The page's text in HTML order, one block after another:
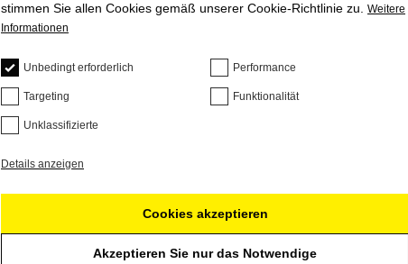
stimmen Sie allen Cookies gemäß unserer Cookie-Richtlinie zu. Weitere
Informationen
Unbedingt erforderlich Performance
Targeting Funktionalität
Unklassifizierte
Details anzeigen
Cookies akzeptieren
Akzeptieren Sie nur das Notwendige